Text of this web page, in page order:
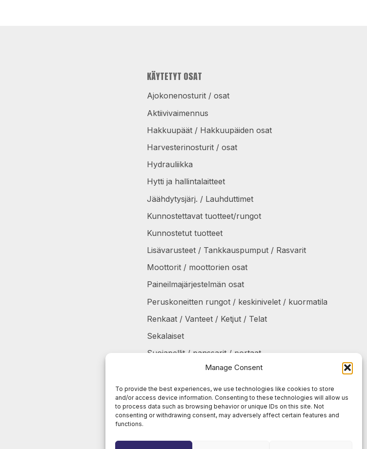
Manage Consent
To provide the best experiences, we use technologies like cookies to store
and/or access device information. Consenting to these technologies will allow us
to process data such as browsing behavior or unique IDs on this site. Not
consenting or withdrawing consent, may adversely affect certain features and
functions.
KÄYTETYT OSAT
Ajokonenosturit / osat
Aktiivivaimennus
Hakkuupäät / Hakkuupäiden osat
Harvesterinosturit / osat
Hydrauliikka
Hytti ja hallintalaitteet
Jäähdytysjärj. / Lauhduttimet
Kunnostettavat tuotteet/rungot
Kunnostetut tuotteet
Lisävarusteet / Tankkauspumput / Rasvarit
Moottorit / moottorien osat
Paineilmajärjestelmän osat
Peruskoneitten rungot / keskinivelet / kuormatila
Renkaat / Vanteet / Ketjut / Telat
Sekalaiset
Suojapellit / panssarit / portaat
Taukolämmittimet / osat
Voimansiirto